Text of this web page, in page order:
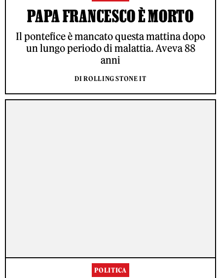
PAPA FRANCESCO È MORTO
Il pontefice è mancato questa mattina dopo
un lungo periodo di malattia. Aveva 88
anni
DI ROLLING STONE IT
POLITICA